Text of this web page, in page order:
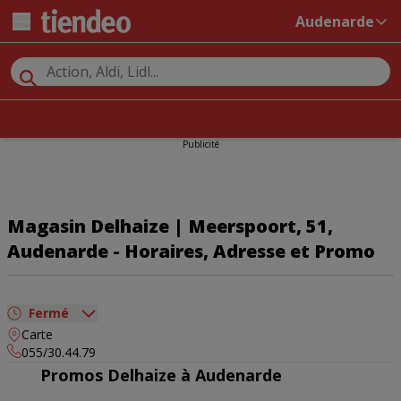
Audenarde
Publicité
Magasin Delhaize | Meerspoort, 51,
Audenarde - Horaires, Adresse et Promo
Fermé
dimanche
lundi
Carte
055/30.44.79
Promos Delhaize à Audenarde